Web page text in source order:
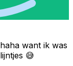
want ik was
😅